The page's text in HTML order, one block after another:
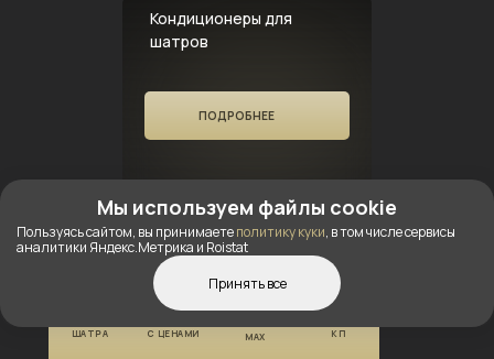
ШАТРА
С ЦЕНАМИ
MAX
КП
Кондиционеры для
шатров
ПОДРОБНЕЕ
Полы для шатров
ПОДРОБНЕЕ
Мы используем файлы cookie
Пользуясь сайтом, вы принимаетеполитику куки, в том числе сервисы
аналитики Яндекс.Метрика и Roistat
Принять все